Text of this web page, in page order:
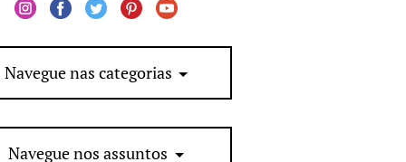
Navegue nas categorias
Navegue nos assuntos